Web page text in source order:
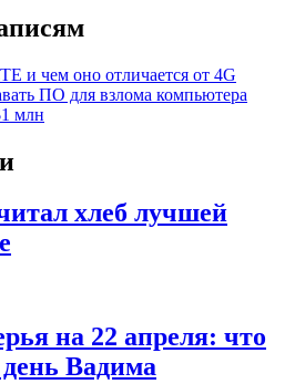
и чем оно отличается от 4G
ПО для взлома компьютера
млн
хлеб лучшей
на 22 апреля: что
день Вадима